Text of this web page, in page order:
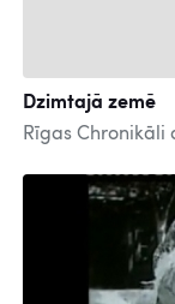
Dzimtajā zemē
Rīgas Chronikāli